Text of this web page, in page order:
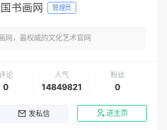
书画网 管理员
网，最权威的文化艺术官网
论
0
人气
14849821
粉丝
0
发私信 进主页